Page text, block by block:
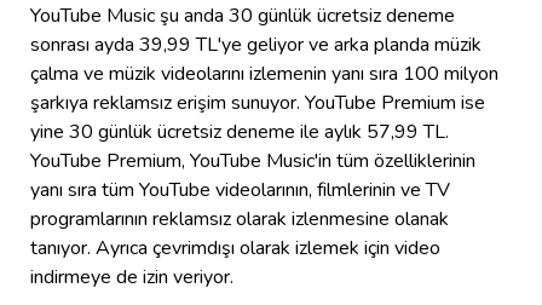
YouTube Music şu anda 30 günlük ücretsiz deneme
sonrası ayda 39,99⁠ TL'ye geliyor ve arka planda müzik
çalma ve müzik videolarını izlemenin yanı sıra 100 milyon
şarkıya reklamsız erişim sunuyor. YouTube Premium ise
yine 30 günlük ücretsiz deneme ile aylık 57,99 TL.
YouTube Premium, YouTube Music'in tüm özelliklerinin
yanı sıra tüm YouTube videolarının, filmlerinin ve TV
programlarının reklamsız olarak izlenmesine olanak
tanıyor. Ayrıca çevrimdışı olarak izlemek için video
indirmeye de izin veriyor.